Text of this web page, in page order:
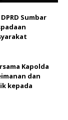
Sumbar
Kapolda
dan
kepada